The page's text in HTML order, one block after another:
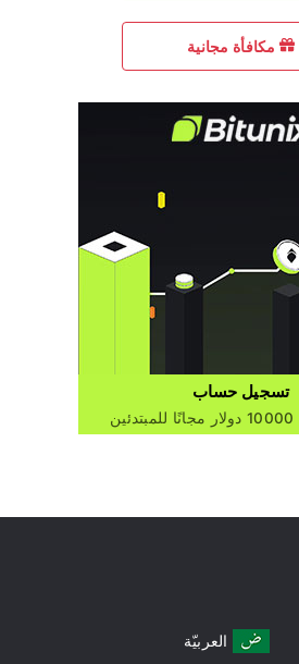
مكافأة مجانية
تسجيل حساب
العربيّة